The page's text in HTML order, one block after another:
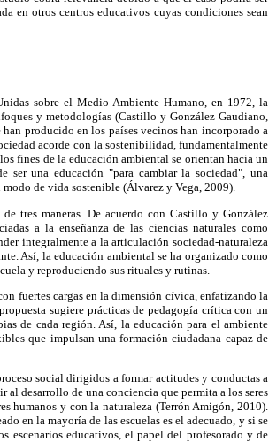
en otros centros educativos cuyas condiciones sean
sobre el Medio Ambiente Humano, en 1972, la
y metodologías (Castillo y González Gaudiano,
producido en los países vecinos han incorporado a
acorde con la sostenibilidad, fundamentalmente
fines de la educación ambiental se orientan hacia un
ser una educación "para cambiar la sociedad", una
de vida sostenible (Álvarez y Vega, 2009).
tres maneras. De acuerdo con Castillo y González
a la enseñanza de las ciencias naturales como
integralmente a la articulación sociedad-naturaleza
Así, la educación ambiental se ha organizado como
y reproduciendo sus rituales y rutinas.
fuertes cargas en la dimensión cívica, enfatizando la
sugiere prácticas de pedagogía crítica con un
de cada región. Así, la educación para el ambiente
que impulsan una formación ciudadana capaz de
social dirigidos a formar actitudes y conductas a
desarrollo de una conciencia que permita a los seres
humanos y con la naturaleza (Terrón Amigón, 2010).
en la mayoría de las escuelas es el adecuado, y si se
escenarios educativos, el papel del profesorado y de